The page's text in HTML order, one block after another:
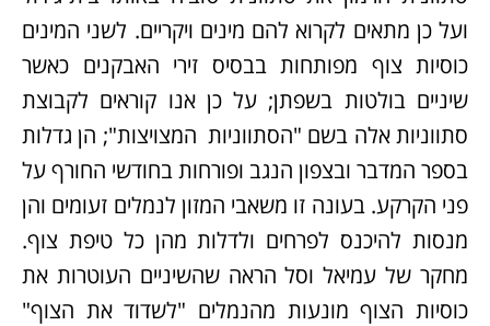
ועל כן מתאים לקרוא להם מינים ויקריים. לשני המינים
כוסיות צוף מפותחות בבסיס זירי האבקנים כאשר
שיניים בולטות בשפתן; על כן אנו קוראים לקבוצת
סתווניות אלה בשם "הסתווניות המצויצות"; הן גדלות
בספר המדבר ובצפון הנגב ופורחות בחודשי החורף על
פני הקרקע. בעונה זו משאבי המזון לנמלים זעומים והן
מנסות להיכנס לפרחים ולדלות מהן כל טיפת צוף.
מחקר של עמיאל וסל הראה שהשיניים העוטרות את
כוסיות הצוף מונעות מהנמלים "לשדוד את הצוף"